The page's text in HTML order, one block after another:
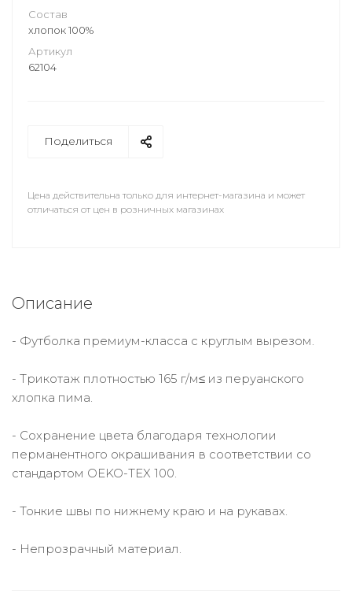
Состав
хлопок 100%
Артикул
62104
Поделиться
Цена действительна только для интернет-магазина и может
отличаться от цен в розничных магазинах
Описание
- Футболка премиум-класса с круглым вырезом.
- Трикотаж плотностью 165 г/м≤ из перуанского
хлопка пима.
- Сохранение цвета благодаря технологии
перманентного окрашивания в соответствии со
стандартом OEKO-TEX 100.
- Тонкие швы по нижнему краю и на рукавах.
- Непрозрачный материал.